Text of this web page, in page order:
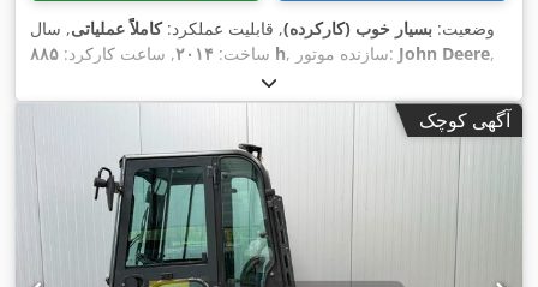
وضعیت: بسیار خوب (کارکرده), قابلیت عملکرد:کاملاً عملیاتی, سال
ساخت: ۲۰۱۴, ساعت کارکرد: ۸۸۵ h , سازنده موتور: John Deere,
, نوع سوخت:
تجهیزات:تهویه مطبوع, شافت توانگیر جلویی, هیدرولیک, کابین ,
آگهی کوچک